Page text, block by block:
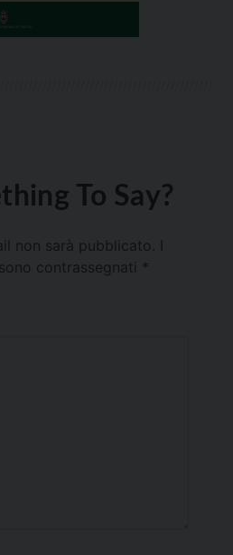
To Say?
non sarà pubblicato.
contrassegnati *